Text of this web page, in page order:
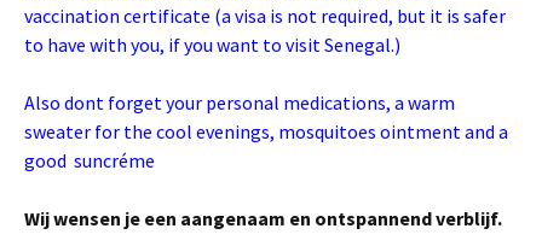
vaccination certificate (a visa is not required, but it is safer
to have with you, if you want to visit Senegal.)
Also dont forget your personal medications, a warm
sweater for the cool evenings, mosquitoes ointment and a
good suncréme
Wij wensen je een aangenaam en ontspannend verblijf.